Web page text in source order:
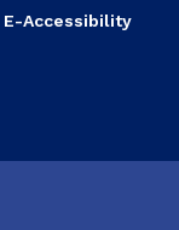
E-Accessibility